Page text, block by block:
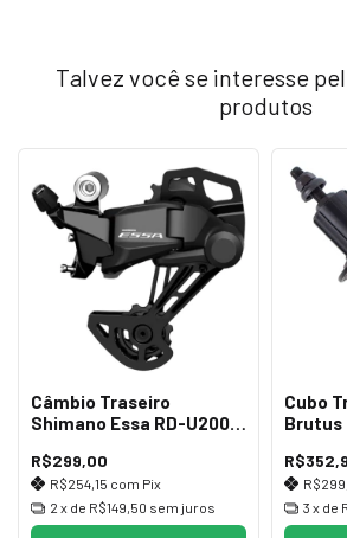
Talvez você se interesse
produtos
Câmbio Traseiro
Shimano Essa RD-U2000
R$299,00
R$254,15 com Pix
2 x de R$149,50 sem juros
Cubo
Brutus
3 x de